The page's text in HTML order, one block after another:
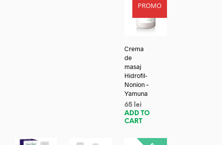
PROMO
Crema
de
masaj
Hidrofil-
Nonion –
Yamuna
65 lei
ADD TO
CART